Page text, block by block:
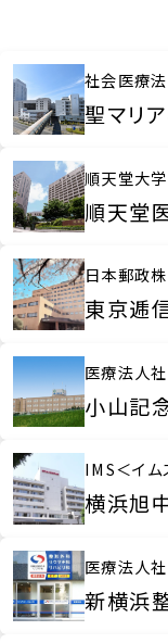
社会医療
聖マリ
順天堂大
順天堂
日本郵政
東京逓
医療法人
小山記
IMS＜イム
横浜旭
医療法人
新横浜